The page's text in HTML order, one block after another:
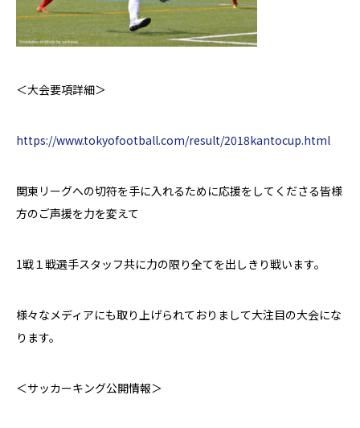
＜大会要項詳細＞
https://www.tokyofootball.com/result/2018kantocup.html
関東リーグへの切符を手に入れるために応援をしてくださる皆様
方のご声援を力を変えて
1戦１戦選手スタッフ共に力の限り全てを出しきり戦います。
様々なメディアにも取り上げられておりまして大注目の大会にな
ります。
＜サッカーキング公開情報＞